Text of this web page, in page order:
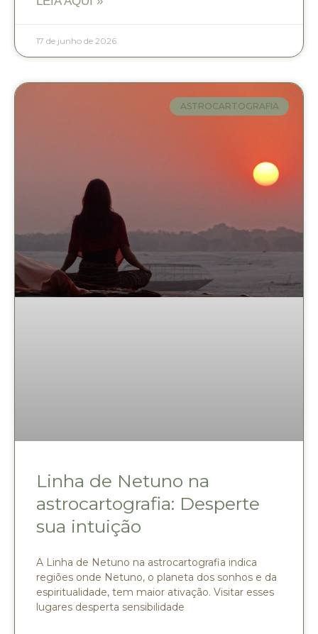
17 de junho de 2026
ASTROCARTOGRAFIA
Linha de Netuno na
astrocartografia: Desperte
sua intuição
A Linha de Netuno na astrocartografia indica
regiões onde Netuno, o planeta dos sonhos e da
espiritualidade, tem maior ativação. Visitar esses
lugares desperta sensibilidade